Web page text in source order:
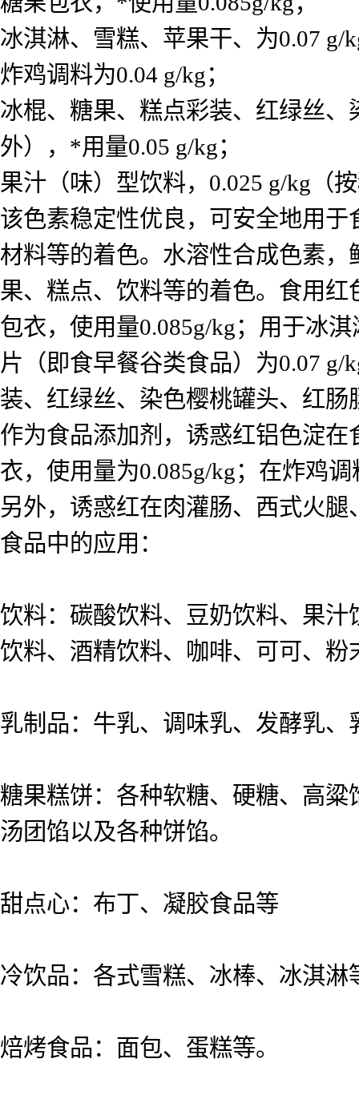
冰淇淋、雪糕、苹果干、为0.07 g/
炸鸡调料为0.04 g/kg；
冰棍、糖果、糕点彩装、红绿丝
外），*用量0.05 g/kg；
果汁（味）型饮料，0.025 g/kg（
该色素稳定性优良，可安全地用
材料等的着色。水溶性合成色素
果、糕点、饮料等的着色。食用红
包衣，使用量0.085g/kg；用于冰
片（即食早餐谷类食品）为0.07
装、红绿丝、染色樱桃罐头、红
作为食品添加剂，诱惑红铝色淀
衣，使用量为0.085g/kg；在炸鸡
另外，诱惑红在肉灌肠、西式火
食品中的应用：
饮料：碳酸饮料、豆奶饮料、果
饮料、酒精饮料、咖啡、可可、粉
乳制品：牛乳、调味乳、发酵乳
糖果糕饼：各种软糖、硬糖、高
汤团馅以及各种饼馅。
甜点心：布丁、凝胶食品等
冷饮品：各式雪糕、冰棒、冰淇淋
焙烤食品：面包、蛋糕等。